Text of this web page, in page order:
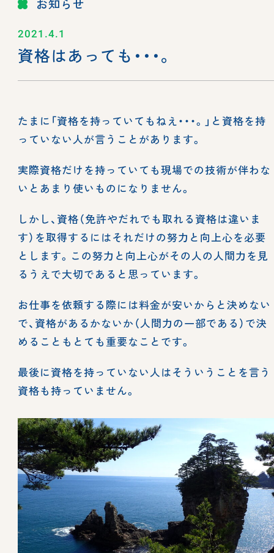
お知らせ
2021.4.1
資格はあっても・・・。
たまに「資格を持っていてもねえ・・・。」と資格を持
っていない人が言うことがあります。
実際資格だけを持っていても現場での技術が伴わな
いとあまり使いものになりません。
しかし、資格（免許やだれでも取れる資格は違いま
す）を取得するにはそれだけの努力と向上心を必要
とします。この努力と向上心がその人の人間力を見
るうえで大切であると思っています。
お仕事を依頼する際には料金が安いからと決めない
で、資格があるかないか（人間力の一部である）で決
めることもとても重要なことです。
最後に資格を持っていない人はそういうことを言う
資格も持っていません。